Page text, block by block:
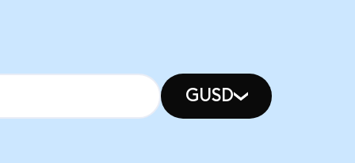
GUSD